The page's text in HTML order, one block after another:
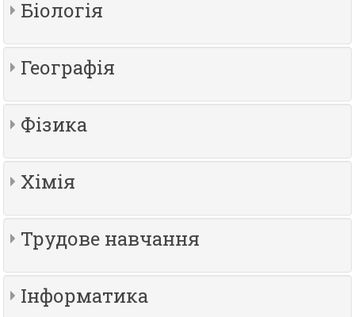
Біологія
Географія
Фізика
Хімія
Трудове навчання
Інформатика